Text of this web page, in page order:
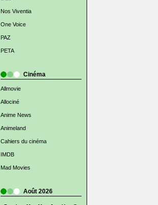
Nos Viventia
One Voice
PAZ
PETA
Cinéma
Allmovie
Allociné
Anime News
Animeland
Cahiers du cinéma
IMDB
Mad Movies
Août 2026